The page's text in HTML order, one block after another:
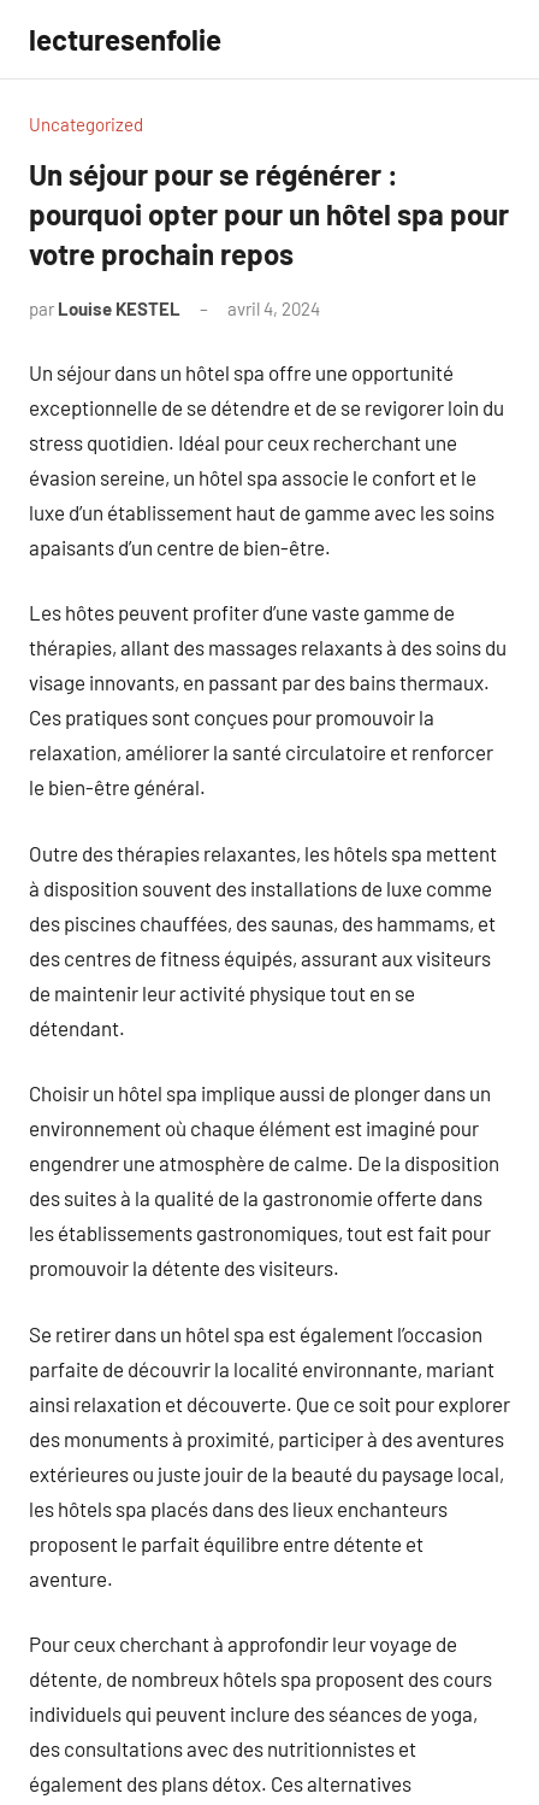
contenu
lecturesenfolie
Uncategorized
Un séjour pour se régénérer :
pourquoi opter pour un hôtel spa pour
votre prochain repos
par Louise KESTEL avril 4, 2024
Un séjour dans un hôtel spa offre une opportunité
exceptionnelle de se détendre et de se revigorer loin du
stress quotidien. Idéal pour ceux recherchant une
évasion sereine, un hôtel spa associe le confort et le
luxe d’un établissement haut de gamme avec les soins
apaisants d’un centre de bien-être.
Les hôtes peuvent profiter d’une vaste gamme de
thérapies, allant des massages relaxants à des soins du
visage innovants, en passant par des bains thermaux.
Ces pratiques sont conçues pour promouvoir la
relaxation, améliorer la santé circulatoire et renforcer
le bien-être général.
Outre des thérapies relaxantes, les hôtels spa mettent
à disposition souvent des installations de luxe comme
des piscines chauffées, des saunas, des hammams, et
des centres de fitness équipés, assurant aux visiteurs
de maintenir leur activité physique tout en se
détendant.
Choisir un hôtel spa implique aussi de plonger dans un
environnement où chaque élément est imaginé pour
engendrer une atmosphère de calme. De la disposition
des suites à la qualité de la gastronomie offerte dans
les établissements gastronomiques, tout est fait pour
promouvoir la détente des visiteurs.
Se retirer dans un hôtel spa est également l’occasion
parfaite de découvrir la localité environnante, mariant
ainsi relaxation et découverte. Que ce soit pour explorer
des monuments à proximité, participer à des aventures
extérieures ou juste jouir de la beauté du paysage local,
les hôtels spa placés dans des lieux enchanteurs
proposent le parfait équilibre entre détente et
aventure.
Pour ceux cherchant à approfondir leur voyage de
détente, de nombreux hôtels spa proposent des cours
individuels qui peuvent inclure des séances de yoga,
des consultations avec des nutritionnistes et
également des plans détox. Ces alternatives